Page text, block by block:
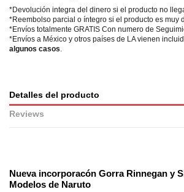
*Devolución integra del dinero si el producto no
*Reembolso parcial o íntegro si el producto es muy
*Envíos totalmente GRATIS Con numero de
*Envíos a México y otros países de LA vienen
algunos casos
Detalles del producto
Reviews
Nueva incorporacón Gorra Rinnegan y
Modelos de Naruto